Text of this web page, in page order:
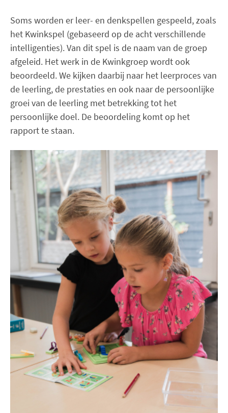
Soms worden er leer- en denkspellen gespeeld, zoals
het Kwinkspel (gebaseerd op de acht verschillende
intelligenties). Van dit spel is de naam van de groep
afgeleid. Het werk in de Kwinkgroep wordt ook
beoordeeld. We kijken daarbij naar het leerproces van
de leerling, de prestaties en ook naar de persoonlijke
groei van de leerling met betrekking tot het
persoonlijke doel. De beoordeling komt op het
rapport te staan.